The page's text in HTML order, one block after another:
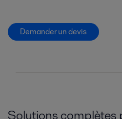
Demander un devis
Solutions complètes